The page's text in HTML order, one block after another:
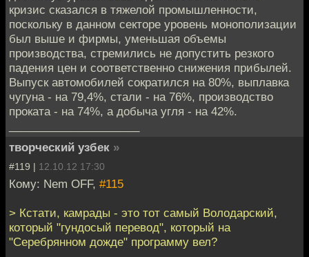
кризис сказался в тяжелой промышленности,
поскольку в данном секторе уровень монополизации
был выше и фирмы, уменьшая объемы
производства, стремились не допустить резкого
падения цен и соответственно снижения прибылей.
Выпуск автомобилей сократился на 80%, выплавка
чугуна - на 79,4%, стали - на 76%, производство
проката - на 74%, а добыча угля - на 42%.
творческий узбек »
#119 | 12.10.12 17:30
Кому: Nem OFF, #115
> Кстати, камрады - это тот самый Володарский,
который "гундосый перевод", который на
"Серебрянном дожде" программу вел?